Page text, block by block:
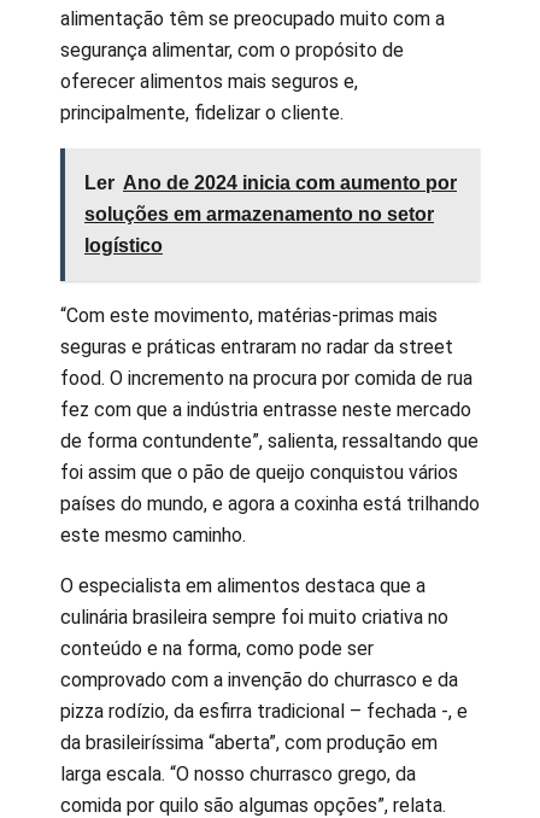
alimentação têm se preocupado muito com a
segurança alimentar, com o propósito de
oferecer alimentos mais seguros e,
principalmente, fidelizar o cliente.
Ler Ano de 2024 inicia com aumento por
soluções em armazenamento no setor
logístico
“Com este movimento, matérias-primas mais
seguras e práticas entraram no radar da street
food. O incremento na procura por comida de rua
fez com que a indústria entrasse neste mercado
de forma contundente”, salienta, ressaltando que
foi assim que o pão de queijo conquistou vários
países do mundo, e agora a coxinha está trilhando
este mesmo caminho.
O especialista em alimentos destaca que a
culinária brasileira sempre foi muito criativa no
conteúdo e na forma, como pode ser
comprovado com a invenção do churrasco e da
pizza rodízio, da esfirra tradicional – fechada -, e
da brasileiríssima “aberta”, com produção em
larga escala. “O nosso churrasco grego, da
comida por quilo são algumas opções”, relata.